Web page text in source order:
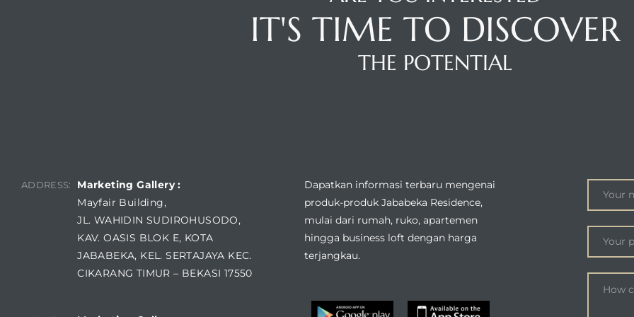
IT'S TIME TO DISCOVER
THE POTENTIAL
ADDRESS:
Marketing Gallery :
Mayfair Building,
JL. WAHIDIN SUDIROHUSODO,
KAV. OASIS BLOK E, KOTA
JABABEKA, KEL. SERTAJAYA KEC.
CIKARANG TIMUR – BEKASI 17550
Dapatkan informasi terbaru mengenai
produk-produk Jababeka Residence,
mulai dari rumah, ruko, apartemen
hingga business loft dengan harga
terjangkau.